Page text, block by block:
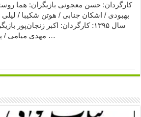
کارگردان: حسن معجونی بازیگران: هما
بهبودی / اشکان جنابی / هوتن شکیبا /
سال ۱۳۹۵: کارگردان: اکبر زنجان‌پور
مهدی میامی / پرستو گلستانی / هوشنگ …